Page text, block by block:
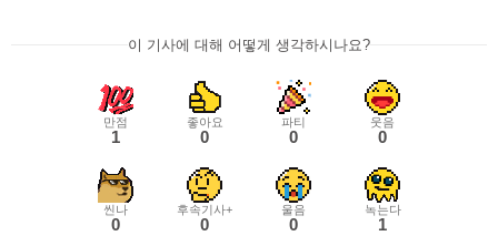
이 기사에 대해 어떻게 생각하시나요?
만점
1
좋아요
0
파티
0
웃음
0
씬나
0
후속기사+
0
울음
0
녹는다
1